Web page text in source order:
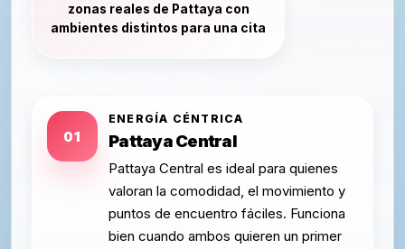
zonas reales de Pattaya con
ambientes distintos para una cita
01
ENERGÍA CÉNTRICA
Pattaya Central
Pattaya Central es ideal para quienes
valoran la comodidad, el movimiento y
puntos de encuentro fáciles. Funciona
bien cuando ambos quieren un primer